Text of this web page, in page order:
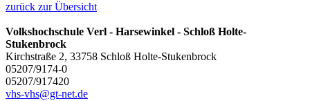
zurück zur Übersicht
Volkshochschule Verl - Harsewinkel - Schloß Holte-
Stukenbrock
Kirchstraße 2, 33758 Schloß Holte-Stukenbrock
05207/9174-0
05207/917420
vhs-vhs@gt-net.de